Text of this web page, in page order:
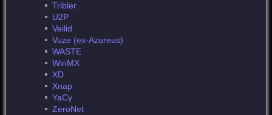
Tribler
U2P
Veilid
Vuze (ex-Azureus)
WASTE
WinMX
XD
Xnap
YaCy
ZeroNet